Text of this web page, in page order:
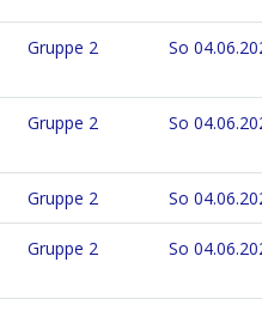
Gruppe 2 So
Gruppe 2 So
Gruppe 2 So
Gruppe 2 So